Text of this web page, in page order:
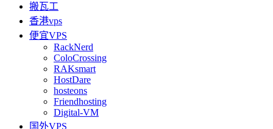
搬瓦工
香港vps
便宜VPS
RackNerd
ColoCrossing
RAKsmart
HostDare
hosteons
Friendhosting
Digital-VM
国外VPS